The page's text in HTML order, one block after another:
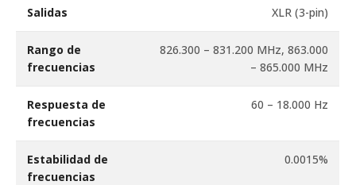
Salidas XLR (3-pin)
Rango de
frecuencias
826.300 – 831.200 MHz, 863.000
– 865.000 MHz
Respuesta de
frecuencias
60 – 18.000 Hz
Estabilidad de
frecuencias
0.0015%